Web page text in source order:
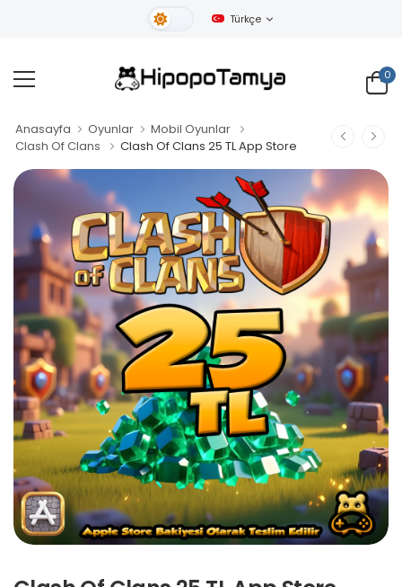
Gündüz Tema
Türkçe
0
Anasayfa Oyunlar
Mobil Oyunlar
Clash Of Clans
Clash Of Clans 25 TL App Store